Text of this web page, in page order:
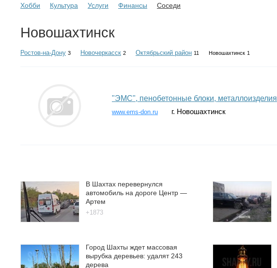
Хобби
Культура Услуги Финансы Соседи
Новошахтинск
Ростов-на-Дону 3 Новочеркасск 2 Октябрьский район 11 Новошахтинск 1
"ЭМС", пенобетонные блоки, металлоизделия
www.ems-don.ru г. Новошахтинск
В Шахтах перевернулся
автомобиль на дороге Центр —
Артем
+1873
Город Шахты ждет массовая
вырубка деревьев: удалят 243
дерева